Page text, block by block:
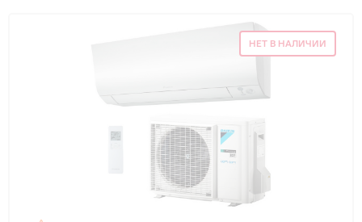
НЕТ В НАЛИЧИИ